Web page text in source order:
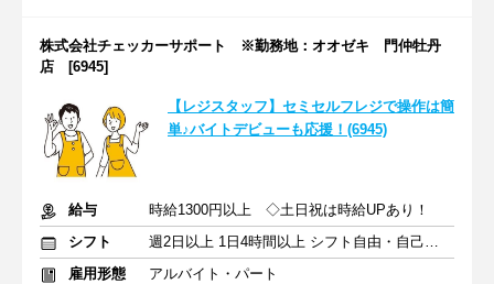
株式会社チェッカーサポート ※勤務地：オオゼキ 門仲牡丹
店 [6945]
【レジスタッフ】セミセルフレジで操作は簡
単♪バイトデビューも応援！(6945)
給与
時給1300円以上 ◇土日祝は時給UPあり！
シフト
週2日以上 1日4時間以上 シフト自由・自己申告
雇用形態
アルバイト・パート